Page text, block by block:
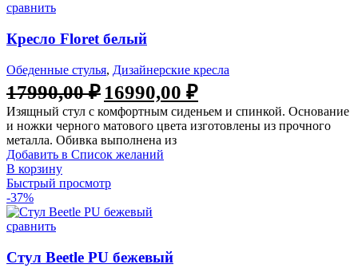
сравнить
Кресло Floret белый
Обеденные стулья, Дизайнерские кресла
17990,00₽ Первоначальная
цена
составляла
17990,00 ₽.
16990,00 ₽Текущая
цена:
16990,00 ₽.
Изящный стул с комфортным сиденьем и спинкой. Основание
и ножки черного матового цвета изготовлены из прочного
металла. Обивка выполнена из
Добавить в Список желаний
В корзину
Быстрый просмотр
-37%
сравнить
Стул Beetle PU бежевый